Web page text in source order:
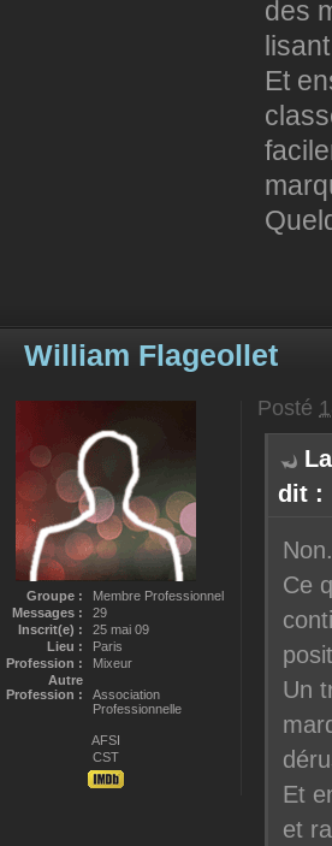
des
Et
William Flageollet
Groupe :
Membre Professionnel
Messages :
29
Inscrit(e) :
25 mai 09
Lieu :
Paris
Profession :
Mixeur
Autre
Profession :
Association
Professionnelle
AFSI
CST
Posté
dit :
Non.
Ce
Un
Et
et